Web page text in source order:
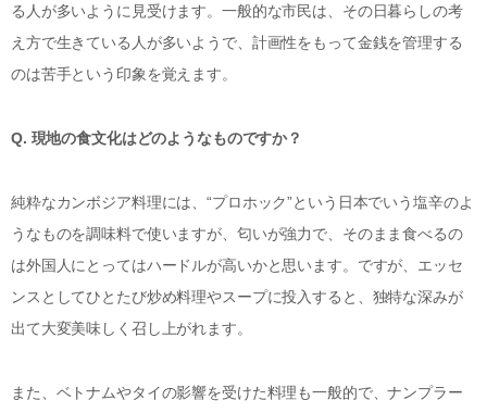
る人が多いように見受けます。一般的な市民は、その日暮らしの考
え方で生きている人が多いようで、計画性をもって金銭を管理する
のは苦手という印象を覚えます。
Q. 現地の食文化はどのようなものですか？
純粋なカンボジア料理には、“プロホック”という日本でいう塩辛のよ
うなものを調味料で使いますが、匂いが強力で、そのまま食べるの
は外国人にとってはハードルが高いかと思います。ですが、エッセ
ンスとしてひとたび炒め料理やスープに投入すると、独特な深みが
出て大変美味しく召し上がれます。
また、ベトナムやタイの影響を受けた料理も一般的で、ナンプラー